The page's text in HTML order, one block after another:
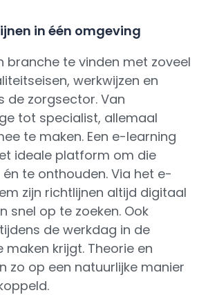
in één omgeving
branche te vinden met zoveel
werkwijzen en
de zorgsector. Van
tot specialist, allemaal
te maken. Een e-learning
ideale platform om die
te onthouden. Via het e-
zijn richtlijnen altijd digitaal
snel op te zoeken. Ook
de werkdag in de
maken krijgt. Theorie en
zo op een natuurlijke manier